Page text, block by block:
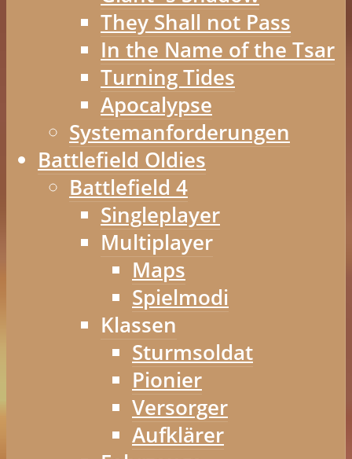
They Shall not Pass
In the Name of the Tsar
Turning Tides
Apocalypse
Systemanforderungen
Battlefield Oldies
Battlefield 4
Singleplayer
Multiplayer
Maps
Spielmodi
Klassen
Sturmsoldat
Pionier
Versorger
Aufklärer